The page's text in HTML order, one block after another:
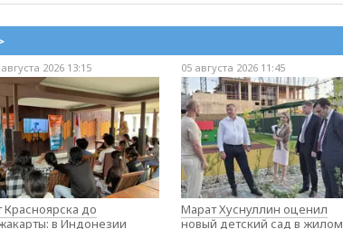
2026 13:15
Красноярска до
в Индонезии
05 августа 2026 11:45
Марат Хуснуллин оценил
новый детский сад в жилом